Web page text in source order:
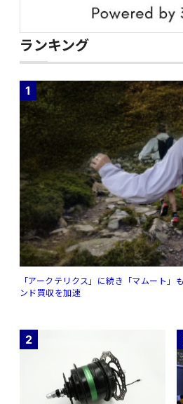
ランキング
1
「アークテリクス」に続き「マムート
ンド買収を加速
2